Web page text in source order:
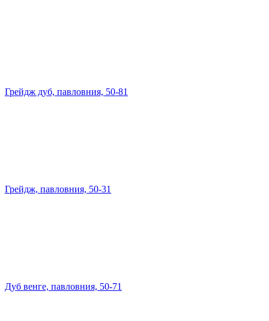
Грейдж дуб, павловния, 50-81
Грейдж, павловния, 50-31
Дуб венге, павловния, 50-71